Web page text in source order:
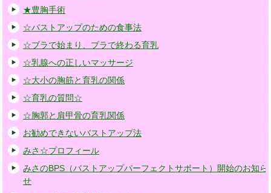
★豊胸手術
☆バストアップのための食事法
☆ブラで始まり、ブラで終わる育乳
☆乳腺への正しいマッサージ
☆大小の胸筋と育乳の関係
☆育乳の質問☆
☆胸郭と肩甲骨の育乳関係
お勧めできないバストアップ法
みさ☆プロフィール
みさのBPS（バストアップパーフェクトサポート）開始のお知ら
せ